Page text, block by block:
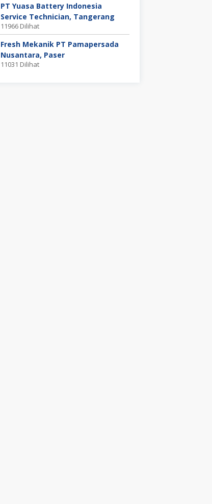
PT Yuasa Battery Indonesia
Service Technician, Tangerang
11966 Dilihat
Fresh Mekanik PT Pamapersada
Nusantara, Paser
11031 Dilihat